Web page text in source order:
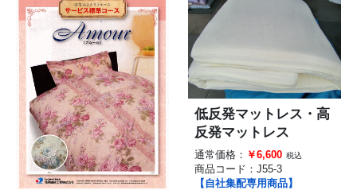
低反発マットレス・高
反発マットレス
通常価格： ￥6,600 税込
商品コード： J55-3
【自社集配専用商品】